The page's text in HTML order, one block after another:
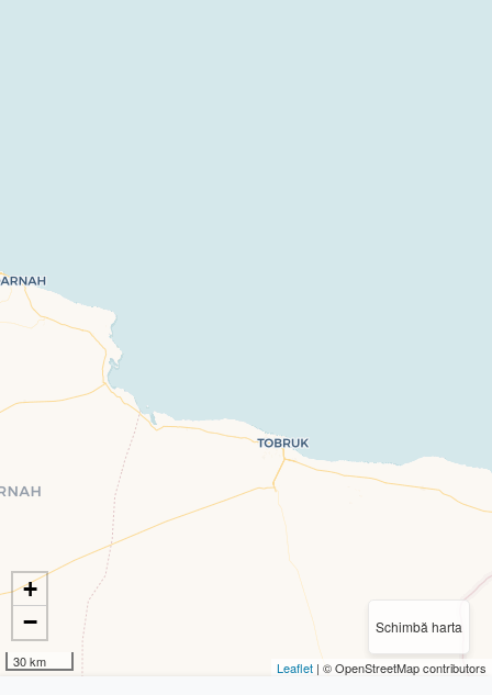
Schimbă harta
+
−
30 km Leaflet | © OpenStreetMap contributors